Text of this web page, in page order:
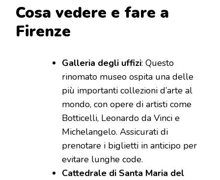
Cosa vedere e fare a
Firenze
Galleria degli uffizi: Questo
rinomato museo ospita una delle
più importanti collezioni d’arte al
mondo, con opere di artisti come
Botticelli, Leonardo da Vinci e
Michelangelo. Assicurati di
prenotare i biglietti in anticipo per
evitare lunghe code.
Cattedrale di Santa Maria del